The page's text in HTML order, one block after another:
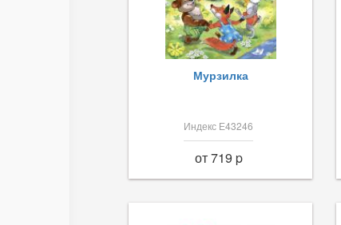
Мурзилка
Индекс Е43246
от 719 p